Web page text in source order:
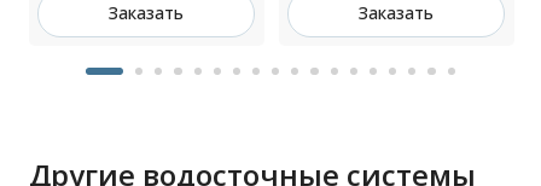
Заказать Заказать
Другие водосточные системы